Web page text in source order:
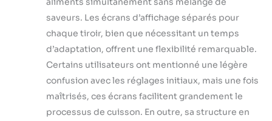
saveurs. Les écrans d’affichage séparés pour
chaque tiroir, bien que nécessitant un temps
d’adaptation, offrent une flexibilité remarquable.
Certains utilisateurs ont mentionné une légère
confusion avec les réglages initiaux, mais une fois
maîtrisés, ces écrans facilitent grandement le
processus de cuisson. En outre, sa structure en